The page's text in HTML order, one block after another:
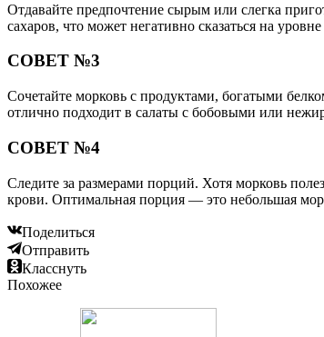
Отдавайте предпочтение сырым или слегка
сахаров, что может негативно сказаться на
СОВЕТ №3
Сочетайте морковь с продуктами, богатыми
отлично подходит в салаты с бобовыми или
СОВЕТ №4
Следите за размерами порций. Хотя морковь
крови. Оптимальная порция — это небольшая
Поделиться
Отправить
Класснуть
Похожее